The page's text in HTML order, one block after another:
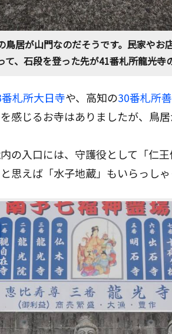
鳥居が山門なのだそうです。民家やお
て、石段を登った先が41番札所龍光寺
札所大日寺や、高知の30番札所
感じるお寺はありましたが、鳥
の入口には、守護役として「仁
思えば「水子地蔵」もいらっしゃ